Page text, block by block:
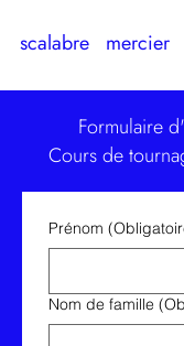
scalabre
Formulaire
Cours de
Prénom
Nom de famille